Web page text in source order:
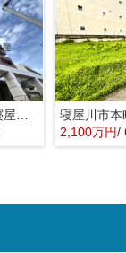
寝屋川市本
2,100万円/